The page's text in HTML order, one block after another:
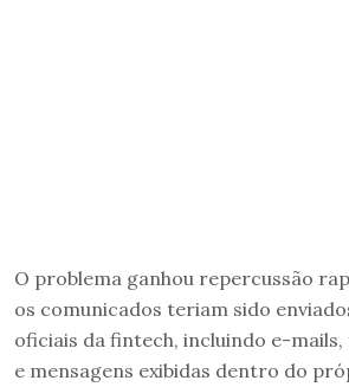
O problema ganhou repercussão
os comunicados teriam sido
oficiais da fintech, incluindo e-
e mensagens exibidas dentro do